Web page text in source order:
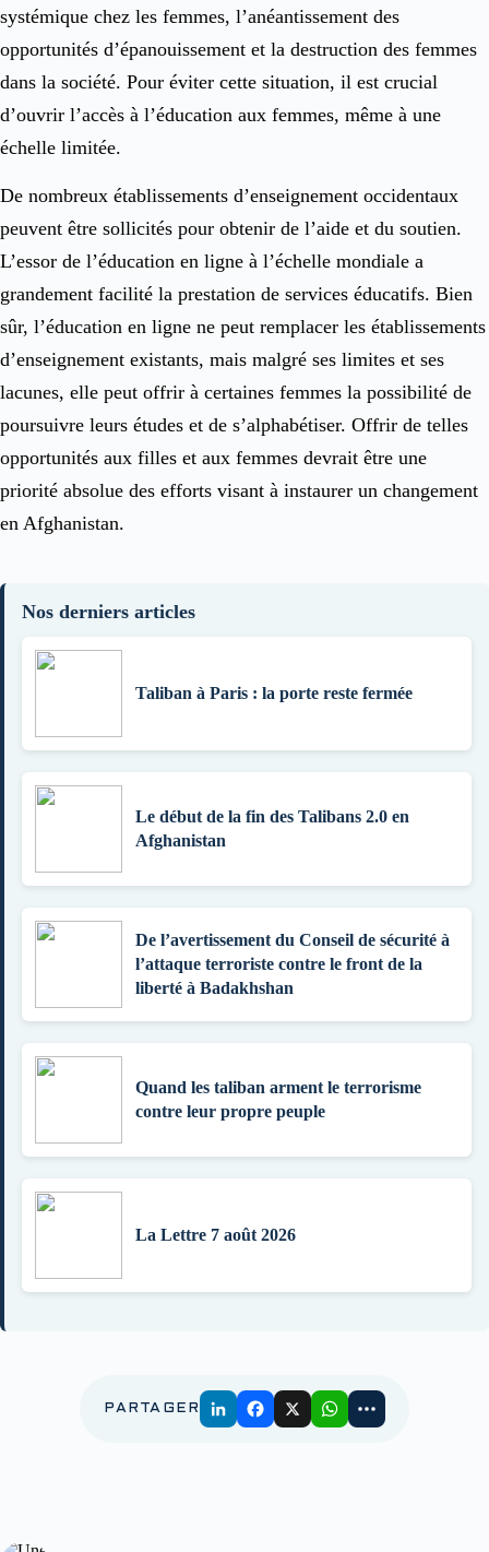
systémique chez les femmes, l’anéantissement des
opportunités d’épanouissement et la destruction des femmes
dans la société. Pour éviter cette situation, il est crucial
d’ouvrir l’accès à l’éducation aux femmes, même à une
échelle limitée.
De nombreux établissements d’enseignement occidentaux
peuvent être sollicités pour obtenir de l’aide et du soutien.
L’essor de l’éducation en ligne à l’échelle mondiale a
grandement facilité la prestation de services éducatifs. Bien
sûr, l’éducation en ligne ne peut remplacer les établissements
d’enseignement existants, mais malgré ses limites et ses
lacunes, elle peut offrir à certaines femmes la possibilité de
poursuivre leurs études et de s’alphabétiser. Offrir de telles
opportunités aux filles et aux femmes devrait être une
priorité absolue des efforts visant à instaurer un changement
en Afghanistan.
Nos derniers articles
Taliban à Paris : la porte reste fermée
Le début de la fin des Talibans 2.0 en
Afghanistan
De l’avertissement du Conseil de sécurité à
l’attaque terroriste contre le front de la
liberté à Badakhshan
Quand les taliban arment le terrorisme
contre leur propre peuple
La Lettre 7 août 2026
PARTAGER